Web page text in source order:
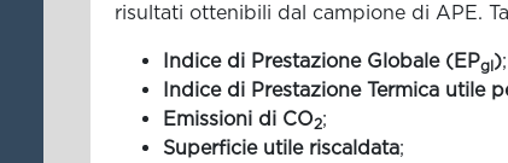
risultati ottenibili dal campione di APE.
Indice di Prestazione Globale (EPgl);
Indice di Prestazione Termica utile
Emissioni di CO2;
Superficie utile riscaldata;